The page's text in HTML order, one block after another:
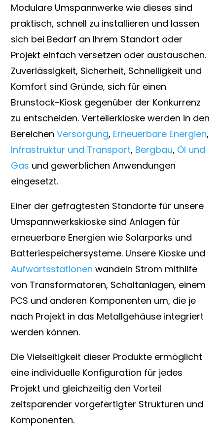
Modulare Umspannwerke wie dieses sind
praktisch, schnell zu installieren und lassen
sich bei Bedarf an Ihrem Standort oder
Projekt einfach versetzen oder austauschen.
Zuverlässigkeit, Sicherheit, Schnelligkeit und
Komfort sind Gründe, sich für einen
Brunstock-Kiosk gegenüber der Konkurrenz
zu entscheiden. Verteilerkioske werden in den
BereichenVersorgung, Erneuerbare Energien,
Infrastruktur und Transport, Bergbau, Öl und
Gas und gewerblichen Anwendungen
eingesetzt.
Einer der gefragtesten Standorte für unsere
Umspannwerkskioske sind Anlagen für
erneuerbare Energien wie Solarparks und
Batteriespeichersysteme. Unsere Kioske und
Aufwärtsstationen wandeln Strom mithilfe
von Transformatoren, Schaltanlagen, einem
PCS und anderen Komponenten um, die je
nach Projekt in das Metallgehäuse integriert
werden können.
Die Vielseitigkeit dieser Produkte ermöglicht
eine individuelle Konfiguration für jedes
Projekt und gleichzeitig den Vorteil
zeitsparender vorgefertigter Strukturen und
Komponenten.